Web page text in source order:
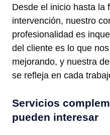
Desde el inicio hasta la
intervención, nuestro
profesionalidad es
del cliente es lo que
mejorando, y nuestra
se refleja en cada
Servicios
pueden interesar